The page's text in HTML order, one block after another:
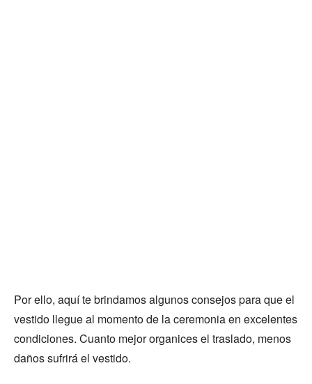
Por ello, aquí te brindamos algunos consejos para que el
vestido llegue al momento de la ceremonia en excelentes
condiciones. Cuanto mejor organices el traslado, menos
daños sufrirá el vestido.